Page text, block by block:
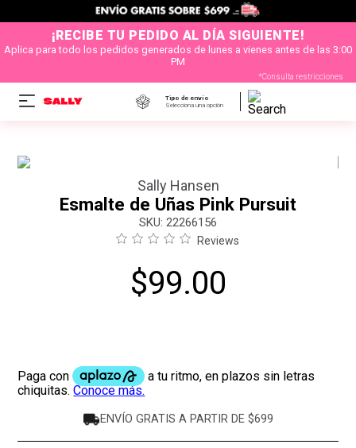
¡RECIBE TU PEDIDO AL DÍA SIGUIENTE!
Aplica para todo los pedidos generados de lunes a vienes antes de las 3:00
PM
*Consulta restricciones
Tipo de envío
Selecciona una opción
Sally Hansen
Esmalte de Uñas Pink Pursuit
: 22266156
Reviews
$99.00
ENVÍO GRATIS A PARTIR DE $699